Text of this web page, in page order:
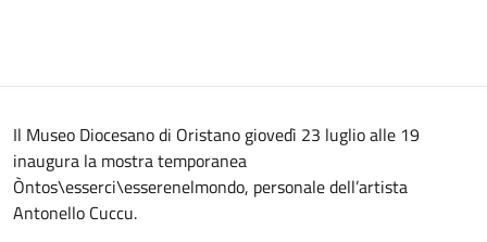
Il Museo Diocesano di Oristano giovedì 23 luglio alle 19
inaugura la mostra temporanea
Òntos\esserci\esserenelmondo, personale dell’artista
Antonello Cuccu.